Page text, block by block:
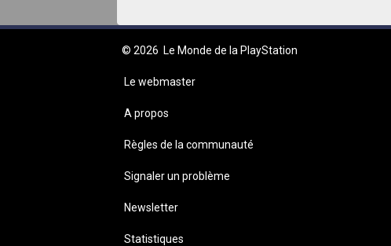
© 2026 Le Monde de la PlayStation
Le webmaster
A propos
Règles de la communauté
Signaler un problème
Newsletter
Statistiques